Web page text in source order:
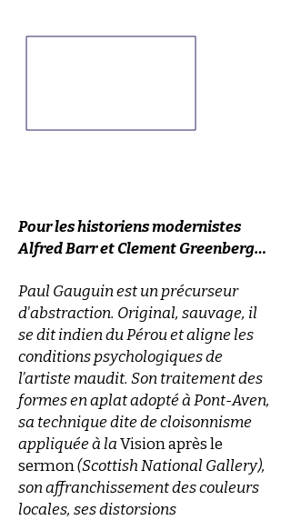
Pour les historiens modernistes
Alfred Barr et Clement Greenberg…
Paul Gauguin est un précurseur
d'abstraction. Original, sauvage, il
se dit indien du Pérou et aligne les
conditions psychologiques de
l’artiste maudit. Son traitement des
formes en aplat adopté à Pont-Aven,
sa technique dite de cloisonnisme
appliquée à laVision après le
sermon(Scottish National Gallery),
son affranchissement des couleurs
locales, ses distorsions